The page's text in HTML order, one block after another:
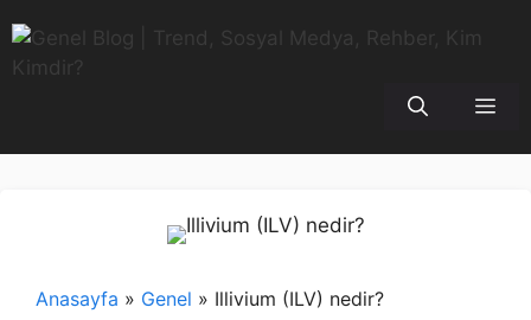
atla
Anasayfa » Genel » Illivium (ILV) nedir?